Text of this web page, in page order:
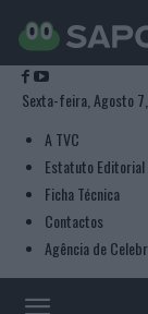
Sexta-feira, Agosto
A TVC
Estatuto Editorial
Ficha Técnica
Contactos
Agência de